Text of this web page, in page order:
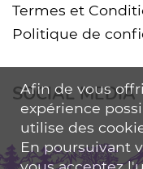
Termes et
Politique de
SOCIAL MEDIA
Afin de vous
expérience
utilise des
En poursuivant